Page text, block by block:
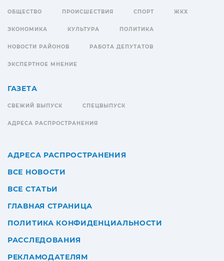
ОБЩЕСТВО ПРОИСШЕСТВИЯ СПОРТ ЖКХ
ЭКОНОМИКА КУЛЬТУРА ПОЛИТИКА
НОВОСТИ РАЙОНОВ РАБОТА ДЕПУТАТОВ
ЭКСПЕРТНОЕ МНЕНИЕ
ГАЗЕТА
СВЕЖИЙ ВЫПУСК СПЕЦВЫПУСК
АДРЕСА РАСПРОСТРАНЕНИЯ
АДРЕСА РАСПРОСТРАНЕНИЯ
ВСЕ НОВОСТИ
ВСЕ СТАТЬИ
ГЛАВНАЯ СТРАНИЦА
ПОЛИТИКА КОНФИДЕНЦИАЛЬНОСТИ
РАССЛЕДОВАНИЯ
РЕКЛАМОДАТЕЛЯМ